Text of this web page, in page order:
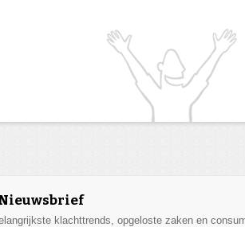
klachttrends, opgeloste zaken en